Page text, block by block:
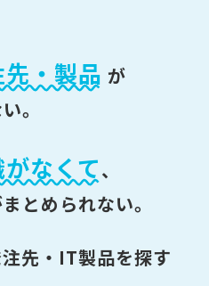
・製品 が
。
なくて、
とめられない。
先・IT製品を探す